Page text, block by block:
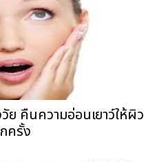
ย คืนความอ่อนเยาว์ให้ผิว
ครั้ง